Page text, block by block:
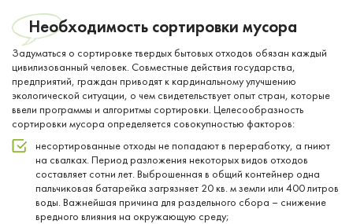
Необходимость сортировки мусора
Задуматься о сортировке твердых бытовых отходов обязан каждый
цивилизованный человек. Совместные действия государства,
предприятий, граждан приводят к кардинальному улучшению
экологической ситуации, о чем свидетельствует опыт стран, которые
ввели программы и алгоритмы сортировки. Целесообразность
сортировки мусора определяется совокупностью факторов:
несортированные отходы не попадают в переработку, а гниют
на свалках. Период разложения некоторых видов отходов
составляет сотни лет. Выброшенная в общий контейнер одна
пальчиковая батарейка загрязняет 20 кв. м земли или 400 литров
воды. Важнейшая причина для раздельного сбора – снижение
вредного влияния на окружающую среду;